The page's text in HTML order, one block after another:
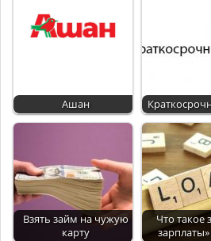
Ашан
Взять займ на чужую
карту
Что такое